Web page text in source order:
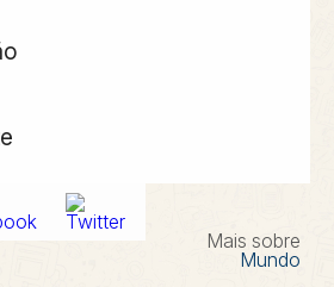
Mais sobre
Mundo